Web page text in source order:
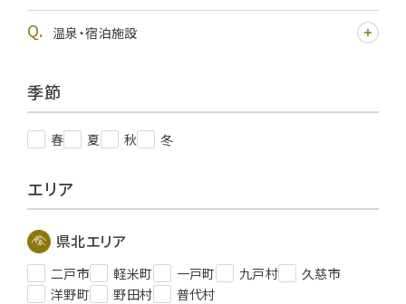
温泉・宿泊施設
季節
春 夏 秋 冬
エリア
県北エリア
二戸市 軽米町 一戸町 九戸村
久慈市
洋野町
野田村 普代村